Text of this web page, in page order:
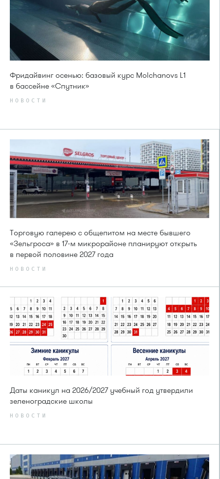
Фридайвинг осенью: базовый курс Molchanovs L1
в бассейне «Спутник»
НОВОСТИ
Торговую галерею с общепитом на месте бывшего
«Зельгроса» в 17-м микрорайоне планируют открыть
в первой половине 2027 года
НОВОСТИ
Даты каникул на 2026/2027 учебный год утвердили
зеленоградские школы
НОВОСТИ